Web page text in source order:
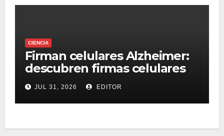
CIENCIA
Firman celulares Alzheimer:
descubren firmas celulares
compartidas entre grupos
JUL 31, 2026 EDITOR